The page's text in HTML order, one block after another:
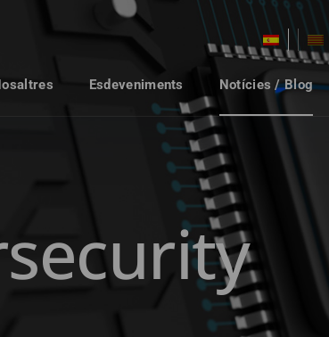
Esdeveniments Notícies / Blog